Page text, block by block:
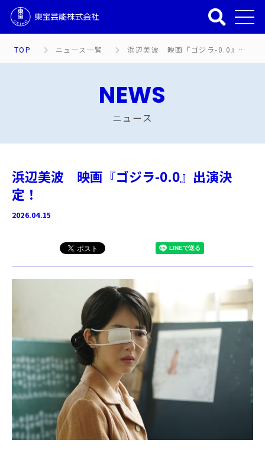
TOP ニュース一覧 浜辺美波 映画『ゴジラ-0.0』出演決定！
NEWS
ニュース
浜辺美波 映画『ゴジラ-0.0』出演決
定！
2026.04.15